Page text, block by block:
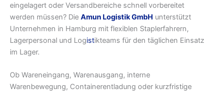
eingelagert oder Versandbereiche schnell vorbereitet
werden müssen? Die Amun Logistik GmbH unterstützt
Unternehmen in Hamburg mit flexiblen Staplerfahrern,
Lagerpersonal und Logistikteams für den täglichen Einsatz
im Lager.
Ob Wareneingang, Warenausgang, interne
Warenbewegung, Containerentladung oder kurzfristige